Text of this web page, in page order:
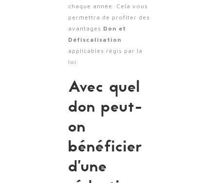
chaque année. Cela vous
permettra de profiter des
avantages Don et
Défiscalisation
applicables régis par la
loi.
Avec quel
don peut-
on
bénéficier
d’une